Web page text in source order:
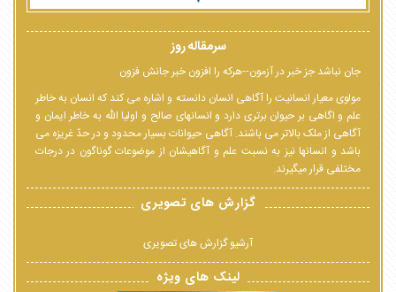
سرمقاله روز
جان نباشد جز خبر در آزمون--هرکه را افزون خبر جانش فزون
مولوی معیار انسانیت را آگاهی انسان دانسته و اشاره می کند که انسان به خاطر
علم و اگاهی بر حیوان برتری دارد و انسانهای صالح و اولیا الله به خاطر ایمان و
آگاهی از ملک بالاتر می باشند. آگاهی حیوانات بسیار محدود و در حدّ غریزه می
باشد و انسانها نیز به نسبت علم و آگاهیشان از موضوعات گوناگون در درجات
مختلفی قرار میگیرند.
گزارش های تصویری
آرشیو گزارش های تصویری
لینک های ویژه